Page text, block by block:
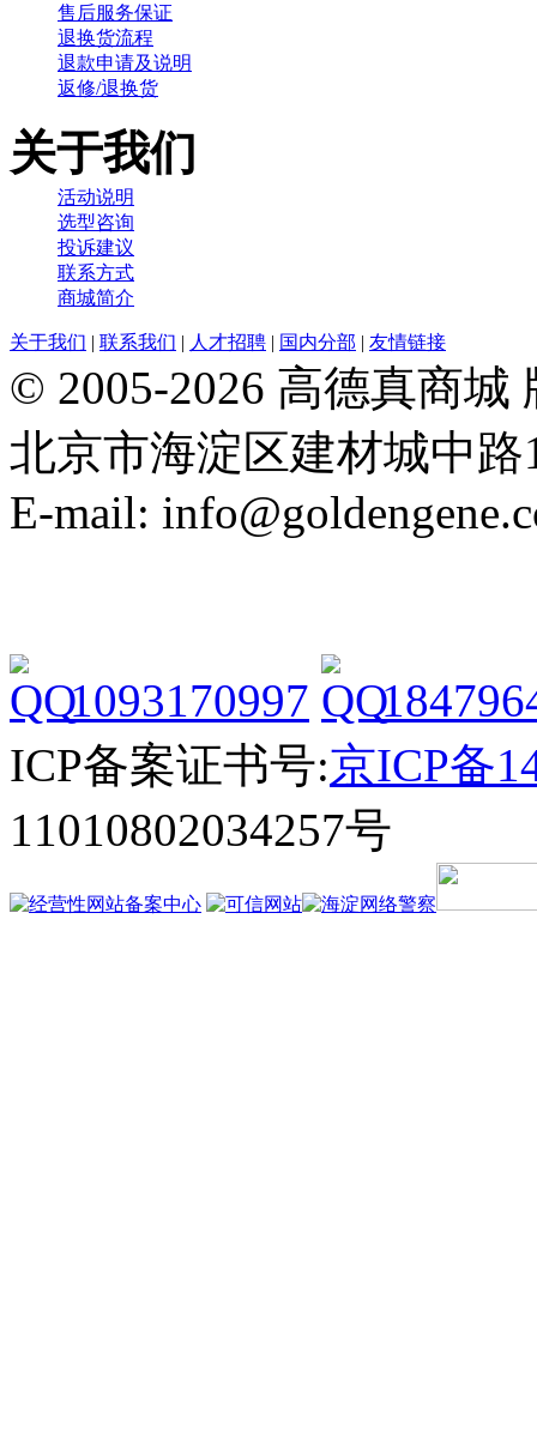
售后服务保证
退换货流程
退款申请及说明
返修/退换货
关于我们
活动说明
选型咨询
投诉建议
联系方式
商城简介
关于我们 | 联系我们 | 人才招聘 | 国内分部 | 友情链接
© 2005-2026 高德真商
北京市海淀区建材城中路
E-mail:
1093170997
ICP备案证书号:京ICP备
11010802034257号